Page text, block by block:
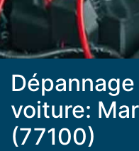
voiture:
(77100)